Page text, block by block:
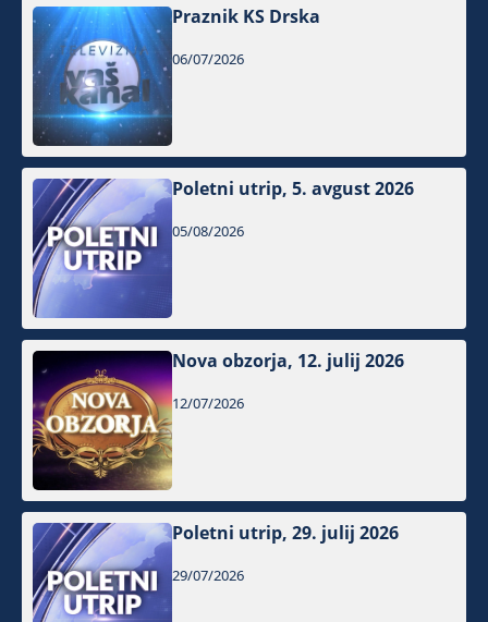
Praznik KS Drska
06/07/2026
Poletni utrip, 5. avgust 2026
05/08/2026
Nova obzorja, 12. julij 2026
12/07/2026
Poletni utrip, 29. julij 2026
29/07/2026